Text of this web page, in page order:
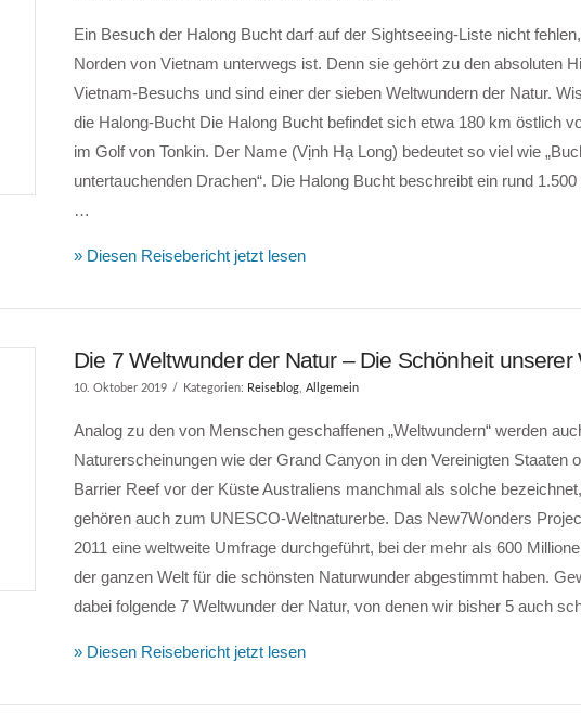
Ein Besuch der Halong Bucht darf auf der Sightseeing-Liste nicht
Norden von Vietnam unterwegs ist. Denn sie gehört zu den absoluten
Vietnam-Besuchs und sind einer der sieben Weltwundern der Natur.
die Halong-Bucht Die Halong Bucht befindet sich etwa 180 km östlich
im Golf von Tonkin. Der Name (Vịnh Hạ Long) bedeutet so viel wie
untertauchenden Drachen“. Die Halong Bucht beschreibt ein rund
…
» Diesen Reisebericht jetzt lesen
Die 7 Weltwunder der Natur – Die Schönheit unserer
10. Oktober 2019 Kategorien: Reiseblog, Allgemein
Analog zu den von Menschen geschaffenen „Weltwundern“ werden
Naturerscheinungen wie der Grand Canyon in den Vereinigten Staaten
Barrier Reef vor der Küste Australiens manchmal als solche
gehören auch zum UNESCO-Weltnaturerbe. Das New7Wonders
2011 eine weltweite Umfrage durchgeführt, bei der mehr als 600
der ganzen Welt für die schönsten Naturwunder abgestimmt haben.
dabei folgende 7 Weltwunder der Natur, von denen wir bisher 5 auch
» Diesen Reisebericht jetzt lesen